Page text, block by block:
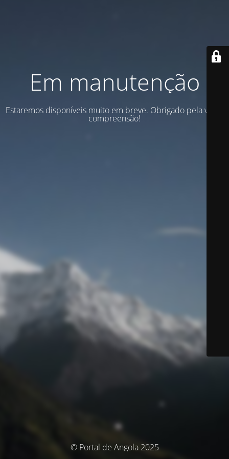
Em manutenção
Estaremos disponíveis muito em breve. Obrigado pela vossa
compreensão!
© Portal de Angola 2025